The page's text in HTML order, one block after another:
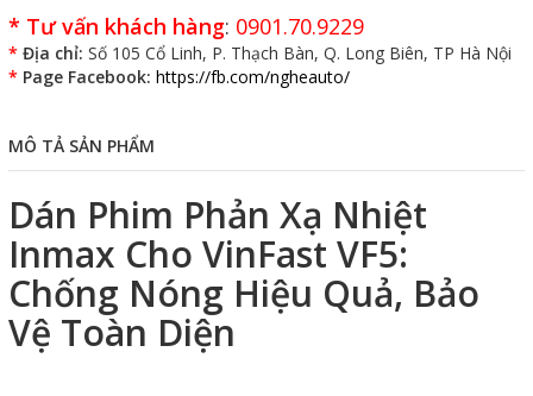
* Tư vấn khách hàng: 0901.70.9229
* Địa chỉ: Số 105 Cổ Linh, P. Thạch Bàn, Q. Long Biên, TP Hà Nội
* Page Facebook: https://fb.com/ngheauto/
MÔ TẢ SẢN PHẨM
Dán Phim Phản Xạ Nhiệt
Inmax Cho VinFast VF5:
Chống Nóng Hiệu Quả, Bảo
Vệ Toàn Diện